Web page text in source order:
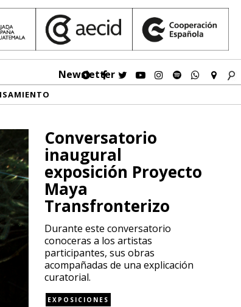
Newsletter
Conversatorio
inaugural
exposición Proyecto
Maya
Transfronterizo
Durante este conversatorio
conoceras a los artistas
participantes, sus obras
acompañadas de una explicación
curatorial.
EXPOSICIONES